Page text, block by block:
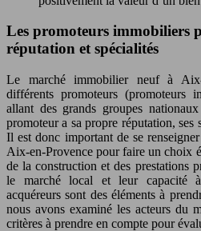
Les promoteurs immobiliers
réputation et spécialités
Le marché immobilier neuf à
différents promoteurs (promoteurs
allant des grands groupes
promoteur a sa propre réputation, ses
Il est donc important de se
Aix-en-Provence pour faire un choix
de la construction et des prestations
le marché local et leur capacité
acquéreurs sont des éléments à
nous avons examiné les acteurs du
critères à prendre en compte pour